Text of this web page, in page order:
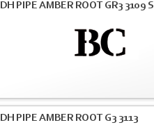
DH PIPE AMBER ROOT GR3 3109 S
DH PIPE AMBER ROOT G3 3113